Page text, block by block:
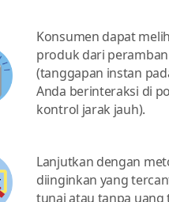
Konsumen dapat
produk dari
(tanggapan instan
Anda berinteraksi di
kontrol jarak jauh).
Lanjutkan dengan
diinginkan yang
tunai atau tanpa uang